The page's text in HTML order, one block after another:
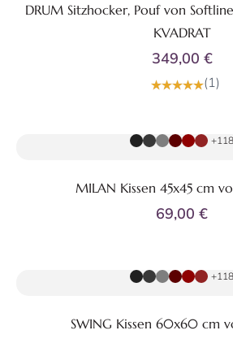
DRUM Sitzhocker, Pouf von
KVADRAT
349,00 €
(1)
+118
MILAN Kissen 45x45 cm
69,00 €
+118
SWING Kissen 60x60 cm